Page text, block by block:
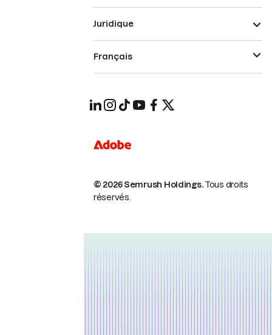
© 2026 Semrush Holdings.Tous droits
réservés.
Juridique
Français